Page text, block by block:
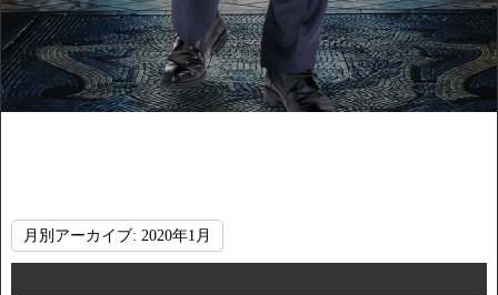
月別アーカイブ: 2020年1月